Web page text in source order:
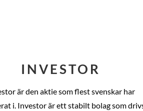
INVESTOR
är den aktie som flest svenskar har
i. Investor är ett stabilt bolag som